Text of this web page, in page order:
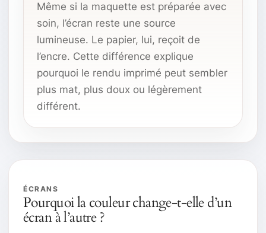
Même si la maquette est préparée avec
soin, l’écran reste une source
lumineuse. Le papier, lui, reçoit de
l’encre. Cette différence explique
pourquoi le rendu imprimé peut sembler
plus mat, plus doux ou légèrement
différent.
ÉCRANS
Pourquoi la couleur change-t-elle d’un
écran à l’autre ?